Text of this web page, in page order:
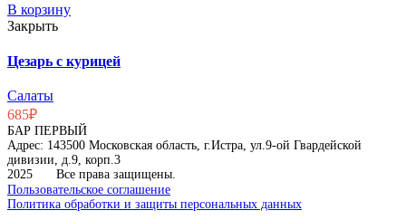
В корзину
Закрыть
Цезарь с курицей
Салаты
685₽
БАР ПЕРВЫЙ
Адрес: 143500 Московская область, г.Истра, ул.9-ой Гвардейской
дивизии, д.9, корп.3
2025
Все права защищены.
Пользовательское соглашение
Политика обработки и защиты персональных данных